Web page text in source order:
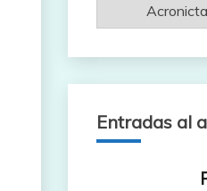
Entradas al